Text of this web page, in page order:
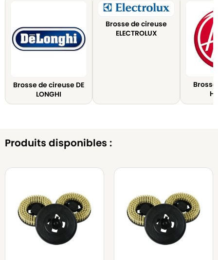
Brosse de cireuse DE
LONGHI
Brosse de cireuse
ELECTROLUX
Produits disponibles :